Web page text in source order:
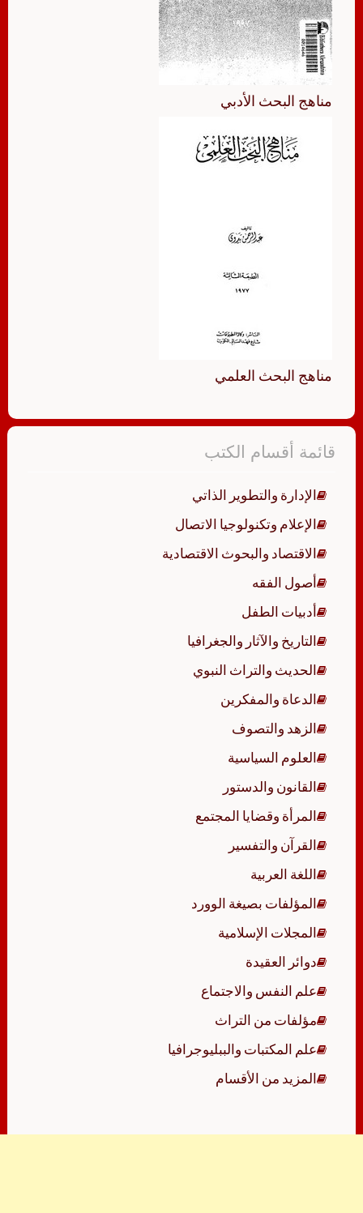
مناهج البحث الأدبي
مناهج البحث العلمي
قائمة أقسام الكتب
الإدارة والتطوير الذاتي
الإعلام وتكنولوجيا الاتصال
الاقتصاد والبحوث الاقتصادية
أصول الفقه
أدبيات الطفل
التاريخ والآثار والجغرافيا
الحديث والتراث النبوي
الدعاة والمفكرين
الزهد والتصوف
العلوم السياسية
القانون والدستور
المرأة وقضايا المجتمع
القرآن والتفسير
اللغة العربية
المؤلفات بصيغة الوورد
المجلات الإسلامية
دوائر العقيدة
علم النفس والاجتماع
مؤلفات من التراث
علم المكتبات والببليوجرافيا
المزيد من الأقسام